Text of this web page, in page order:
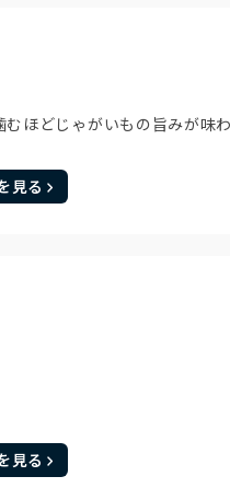
ほどじゃがいもの旨みが味
見る
見る